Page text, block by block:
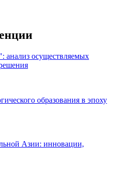
анализ осуществляемых
образования в эпоху
Азии: инновации,